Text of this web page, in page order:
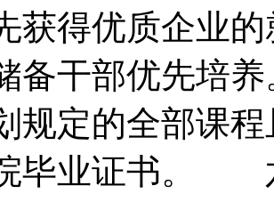
获得优质企业
备干部优先培
规定的全部课
毕业证书。